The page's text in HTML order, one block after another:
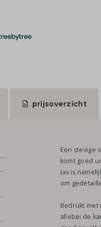
prijsoverzicht
Een stevige
komt goed
tas is
om
Bedrukt met
allebei de